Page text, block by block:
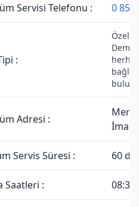
Servisi Telefonu : 0 850
:
Özel
Adresi :
Servis Süresi : 60
Saatleri : 08:30